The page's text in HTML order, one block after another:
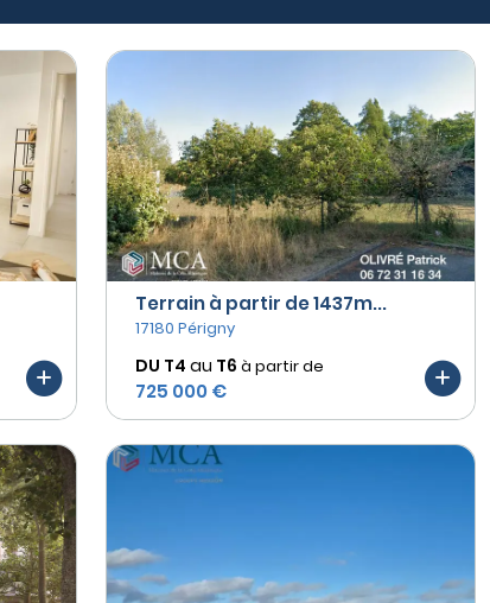
Terrain à partir de 1437m...
17180 Périgny
DU T4 au T6 à partir de
725 000 €